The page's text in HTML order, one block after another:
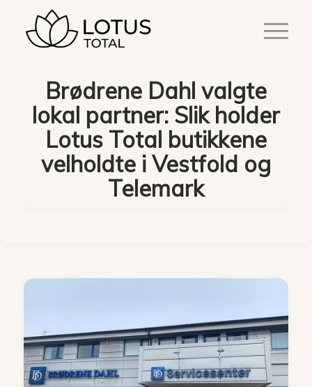
Brødrene Dahl valgte
lokal partner: Slik holder
Lotus Total butikkene
velholdte i Vestfold og
Telemark